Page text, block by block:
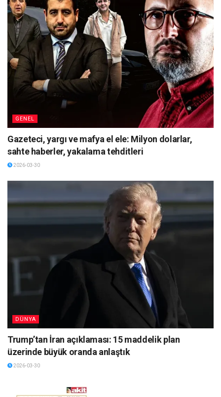
GENEL
Gazeteci, yargı ve mafya el ele: Milyon dolarlar,
sahte haberler, yakalama tehditleri
2026-03-30
DÜNYA
Trump’tan İran açıklaması: 15 maddelik plan
üzerinde büyük oranda anlaştık
2026-03-30